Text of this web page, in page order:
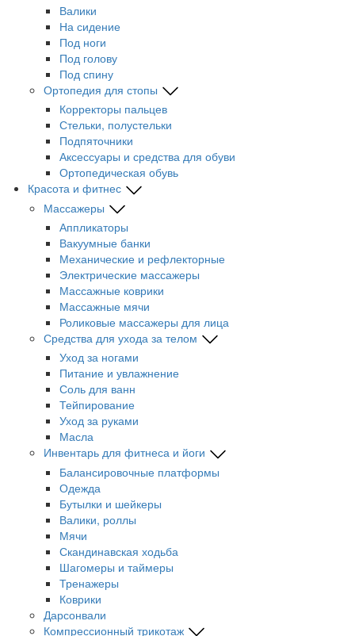
Валики
На сидение
Под ноги
Под голову
Под спину
Ортопедия для стопы
Корректоры пальцев
Стельки, полустельки
Подпяточники
Аксессуары и средства для обуви
Ортопедическая обувь
Красота и фитнес
Массажеры
Аппликаторы
Вакуумные банки
Механические и рефлекторные
Электрические массажеры
Массажные коврики
Массажные мячи
Роликовые массажеры для лица
Средства для ухода за телом
Уход за ногами
Питание и увлажнение
Соль для ванн
Тейпирование
Уход за руками
Масла
Инвентарь для фитнеса и йоги
Балансировочные платформы
Одежда
Бутылки и шейкеры
Валики, роллы
Мячи
Скандинавская ходьба
Шагомеры и таймеры
Тренажеры
Коврики
Дарсонвали
Компрессионный трикотаж